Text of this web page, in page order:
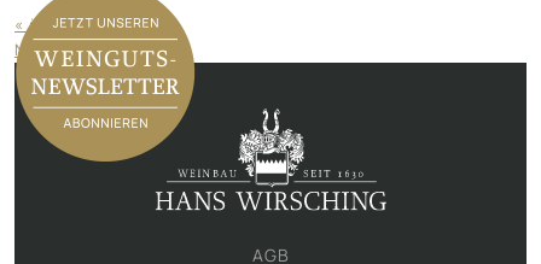
« ältere Beiträge
Neuere Beiträge »
AGB